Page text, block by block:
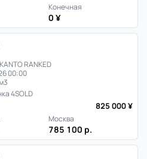
Конечная
0 ¥
RANKED
00:00
4SOLD
825 000 ¥
Москва
785 100 р.